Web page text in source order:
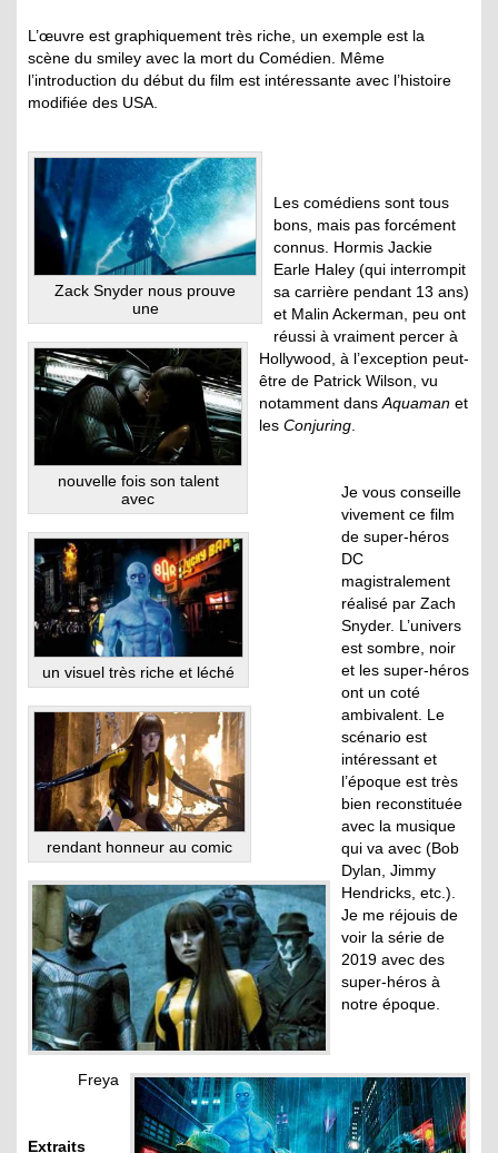
L’œuvre est graphiquement très riche, un exemple est la
scène du smiley avec la mort du Comédien. Même
l’introduction du début du film est intéressante avec l’histoire
modifiée des USA.
Zack Snyder nous prouve
une
nouvelle fois son talent
avec
un visuel très riche et léché
rendant honneur au comic
Les comédiens sont tous
bons, mais pas forcément
connus. Hormis Jackie
Earle Haley (qui interrompit
sa carrière pendant 13 ans)
et Malin Ackerman, peu ont
réussi à vraiment percer à
Hollywood, à l’exception peut-
être de Patrick Wilson, vu
notamment dans Aquaman et
les Conjuring
Je vous conseille
vivement ce film
de super-héros
DC
magistralement
réalisé par Zach
Snyder. L’univers
est sombre, noir
et les super-héros
ont un coté
ambivalent. Le
scénario est
intéressant et
l’époque est très
bien reconstituée
avec la musique
qui va avec (Bob
Dylan, Jimmy
Hendricks, etc.).
Je me réjouis de
voir la série de
2019 avec des
super-héros à
notre époque.
Freya
Extraits